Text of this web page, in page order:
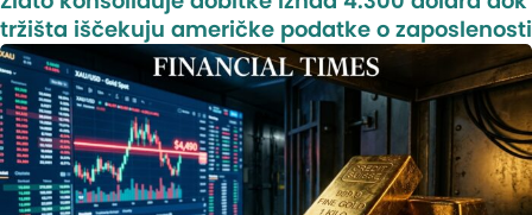
tržišta iščekuju američke podatke o zaposlenosti